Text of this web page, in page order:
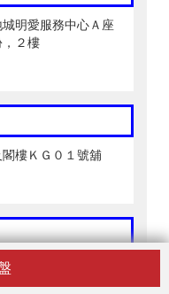
明愛服務中心Ａ座
，２樓
樓ＫＧ０１號舖
大廈１樓及１樓平